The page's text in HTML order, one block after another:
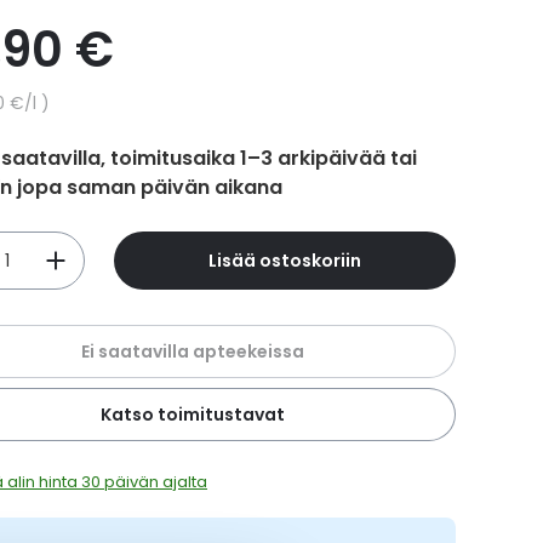
€
€/l
toimitusaika 1–3 arkipäivää tai
jopa saman päivän aikana
Lisää ostoskoriin
Ei saatavilla apteekeissa
Katso toimitustavat
alin hinta 30 päivän ajalta